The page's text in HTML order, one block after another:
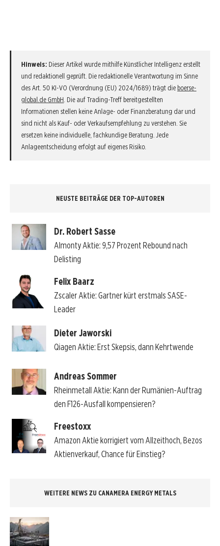
Hinweis: Dieser Artikel wurde mithilfe Künstlicher Intelligenz erstellt
und redaktionell geprüft. Die redaktionelle Verantwortung im Sinne
des Art. 50 KI-VO (Verordnung (EU) 2024/1689) trägt die boerse-
global.de GmbH . Die auf Trading-Treff bereitgestellten
Informationen stellen keine Anlage- oder Finanzberatung dar und
sind nicht als Kauf- oder Verkaufsempfehlung zu verstehen. Sie
ersetzen keine individuelle, fachkundige Beratung. Jede
Anlageentscheidung erfolgt auf eigenes Risiko.
NEUSTE BEITRÄGE DER TOP-AUTOREN
Dr. Robert Sasse
Almonty Aktie: 9,57 Prozent Rebound nach
Delisting
Felix Baarz
Zscaler Aktie: Gartner kürt erstmals SASE-
Leader
Dieter Jaworski
Qiagen Aktie: Erst Skepsis, dann Kehrtwende
Andreas Sommer
Rheinmetall Aktie: Kann der Rumänien-Auftrag
den F126-Ausfall kompensieren?
Freestoxx
Amazon Aktie korrigiert vom Allzeithoch, Bezos
Aktienverkauf, Chance für Einstieg?
WEITERE NEWS ZU CANAMERA ENERGY METALS